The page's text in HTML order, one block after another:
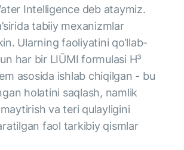
Intelligence deb ataymiz.
tabiiy mexanizmlar
Ularning faoliyatini qo‘llab-
har bir LIŪMI formulasi H³
asosida ishlab chiqilgan - bu
holatini saqlash, namlik
va teri qulayligini
faol tarkibiy qismlar